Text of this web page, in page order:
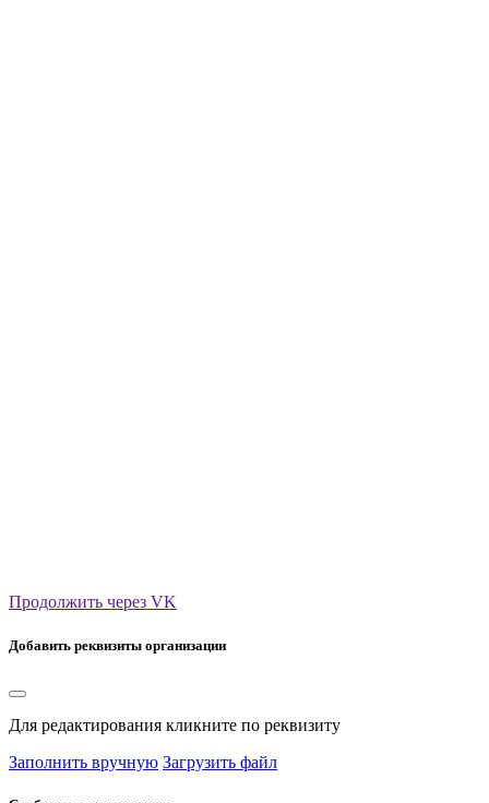
Продолжить через VK
Добавить реквизиты организации
Для редактирования кликните по реквизиту
Заполнить вручную Загрузить файл